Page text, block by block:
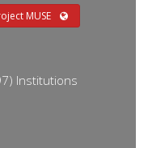
MUSE
Institutions